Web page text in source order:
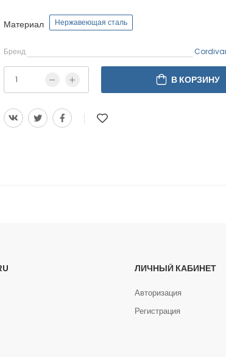
Материал Нержавеющая сталь
Бренд
В КОРЗИНУ
ЛИЧНЫЙ КАБИНЕТ
Авторизация
Регистрация